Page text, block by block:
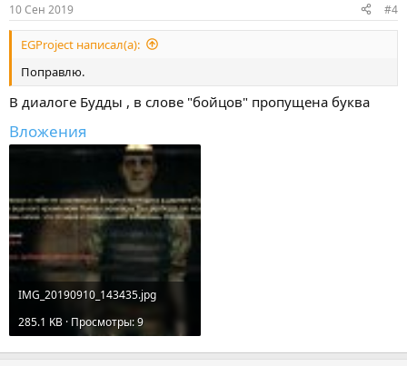
10 Сен 2019 #4
EGProject написал(а):
Поправлю.
В диалоге Будды , в слове "бойцов" пропущена буква
Вложения
IMG_20190910_143435.jpg
285.1 KB · Просмотры: 9